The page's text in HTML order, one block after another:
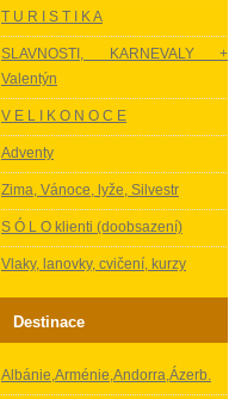
T U R I S T I K A
SLAVNOSTI, KARNEVALY +
Valentýn
V E L I K O N O C E
Adventy
Zima, Vánoce, lyže, Silvestr
S Ó L O klienti (doobsazení)
Vlaky, lanovky, cvičení, kurzy
Destinace
Albánie,Arménie,Andorra,Ázerb.